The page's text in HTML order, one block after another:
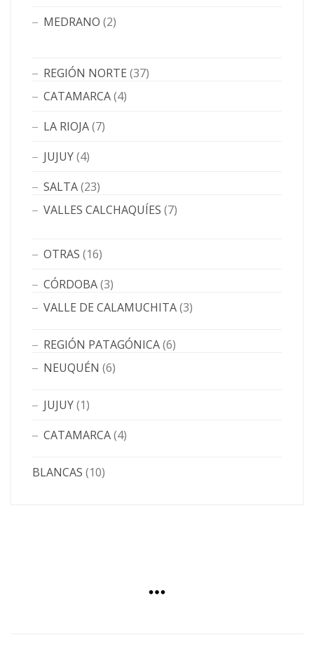
MEDRANO (2)
REGIÓN NORTE (37)
CATAMARCA(4)
LA RIOJA(7)
JUJUY(4)
SALTA(23)
VALLES CALCHAQUÍES (7)
OTRAS (16)
CÓRDOBA(3)
VALLE DE CALAMUCHITA(3)
REGIÓN PATAGÓNICA(6)
NEUQUÉN (6)
JUJUY(1)
CATAMARCA(4)
BLANCAS (10)